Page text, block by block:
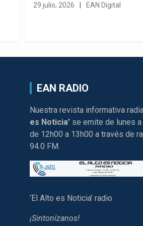
29 julio, 2026 EAN Digital
EAN RADIO
Nuestra revista informativa
es Noticia’ se emite de lunes
de 12h00 a 13h00 a través de
94.0 FM.
‘El Alto es Noticia’ radio
¡Sintonízanos!